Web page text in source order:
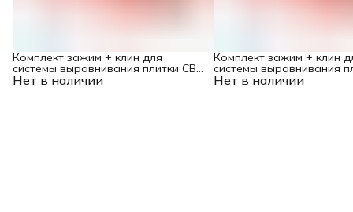
Нет в наличии
Комплект зажим + клин для
системы выравнивания плитки СВП
Ворота XL, 200/100 шт. в пакете Нет в наличии
Комплект зажим + клин
системы выравнивания
Ворота XL, 50/50 шт. в